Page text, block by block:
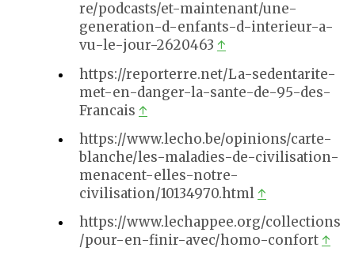
re/podcasts/et-maintenant/une-
generation-d-enfants-d-interieur-a-
vu-le-jour-2620463 ↑
https://reporterre.net/La-sedentarite-
met-en-danger-la-sante-de-95-des-
Francais ↑
https://www.lecho.be/opinions/carte-
blanche/les-maladies-de-civilisation-
menacent-elles-notre-
civilisation/10134970.html ↑
https://www.lechappee.org/collections
/pour-en-finir-avec/homo-confort ↑